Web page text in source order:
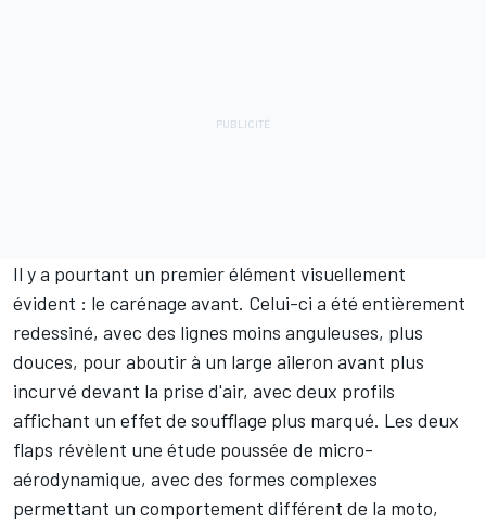
Il y a pourtant un premier élément visuellement
évident : le carénage avant. Celui-ci a été entièrement
redessiné, avec des lignes moins anguleuses, plus
douces, pour aboutir à un large aileron avant plus
incurvé devant la prise d'air, avec deux profils
affichant un effet de soufflage plus marqué. Les deux
flaps révèlent une étude poussée de micro-
aérodynamique, avec des formes complexes
permettant un comportement différent de la moto,